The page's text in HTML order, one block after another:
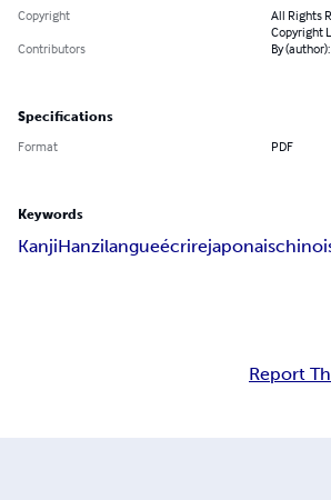
Copyright
All Rights
Copyright
Contributors
By
Specifications
Format PDF
Keywords
KanjiHanzilangueécrirejaponais
Report